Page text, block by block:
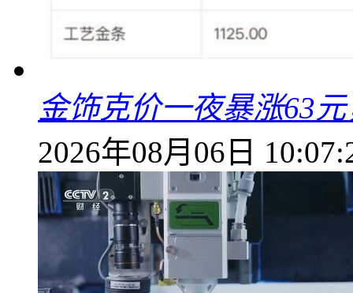
金饰克价一夜暴涨63
2026年08月06日